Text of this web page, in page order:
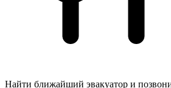
Найти ближайший эвакуатор и